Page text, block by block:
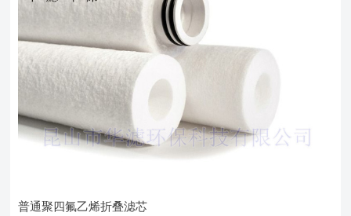
普通聚四氟乙烯折叠滤芯